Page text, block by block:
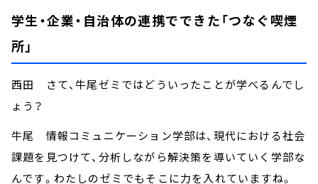
学生・企業・自治体の連携でできた「つなぐ喫煙
所」
西田 さて、牛尾ゼミではどういったことが学べるんでし
ょう？
牛尾 情報コミュニケーション学部は、現代における社会
課題を見つけて、分析しながら解決策を導いていく学部な
んです。わたしのゼミでもそこに力を入れていますね。